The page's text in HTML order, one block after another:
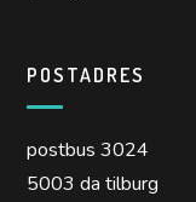
POSTADRES
postbus 3024
5003 da tilburg